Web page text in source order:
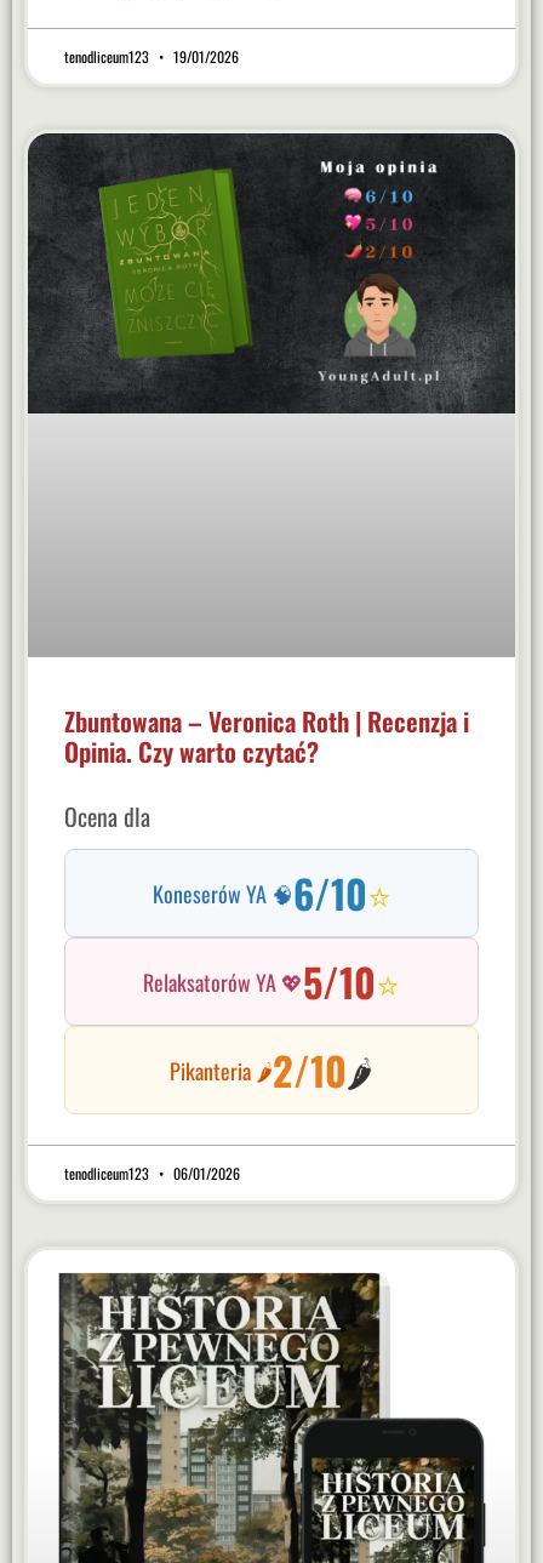
tenodliceum123 19/01/2026
Zbuntowana – Veronica Roth | Recenzja i
Opinia. Czy warto czytać?
Ocena dla
Koneserów YA 🧠6/10⭐
Relaksatorów YA 💖5/10⭐
Pikanteria 🌶️2/10🌶️
tenodliceum123 06/01/2026